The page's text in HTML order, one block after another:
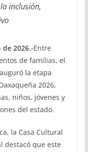
inclusión,
de 2026.-Entre
de familias, el
la etapa
2026,
niños, jóvenes y
del estado.
la Casa Cultural
destacó que este